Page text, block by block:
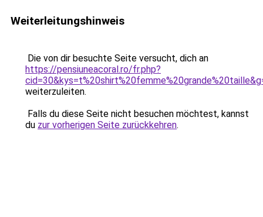
Weiterleitungshinweis
Die von dir besuchte Seite versucht, dich an
https://pensiuneacoral.ro/fr.php?
weiterzuleiten.
Falls du diese Seite nicht besuchen möchtest, kannst
du zur vorherigen Seite zurückkehren.